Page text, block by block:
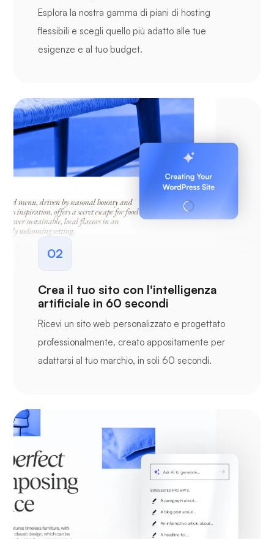
Esplora la nostra gamma di piani di hosting
flessibili e scegli quello più adatto alle tue
esigenze e al tuo budget.
02
Crea il tuo sito con l'intelligenza
artificiale in 60 secondi
Ricevi un sito web personalizzato e progettato
professionalmente, creato appositamente per
adattarsi al tuo marchio, in soli 60 secondi.